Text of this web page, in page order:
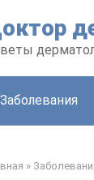
Заболевания
»